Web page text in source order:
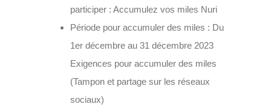
participer : Accumulez vos miles Nuri
Période pour accumuler des miles : Du
1er décembre au 31 décembre 2023
Exigences pour accumuler des miles
(Tampon et partage sur les réseaux
sociaux)